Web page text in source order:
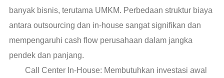
banyak bisnis, terutama UMKM. Perbedaan struktur biaya
antara outsourcing dan in-house sangat signifikan dan
mempengaruhi cash flow perusahaan dalam jangka
pendek dan panjang.
Call Center In-House: Membutuhkan investasi awal